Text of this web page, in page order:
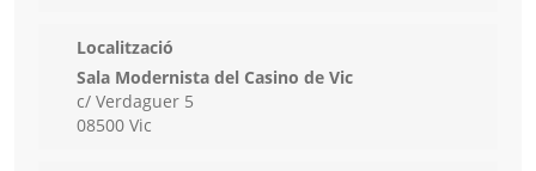
Localització
Sala Modernista del Casino de Vic
c/ Verdaguer 5
08500 Vic